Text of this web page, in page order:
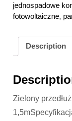
jednospadowe
fotowoltaiczne,
Description
Zielony